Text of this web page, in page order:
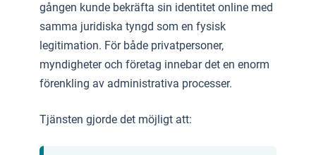
gången kunde bekräfta sin identitet online med
samma juridiska tyngd som en fysisk
legitimation. För både privatpersoner,
myndigheter och företag innebar det en enorm
förenkling av administrativa processer.
Tjänsten gjorde det möjligt att: